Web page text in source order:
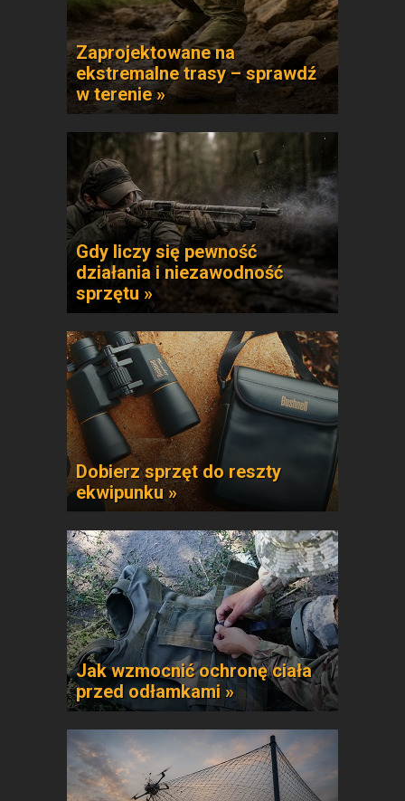
Zaprojektowane na
ekstremalne trasy – sprawdź
w terenie »
Gdy liczy się pewność
działania i niezawodność
sprzętu »
Dobierz sprzęt do reszty
ekwipunku »
Jak wzmocnić ochronę ciała
przed odłamkami »